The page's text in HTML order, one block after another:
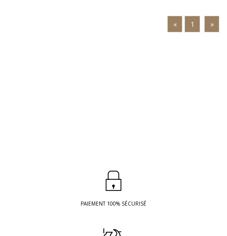
« 1 »
PAIEMENT 100% SÉCURISÉ